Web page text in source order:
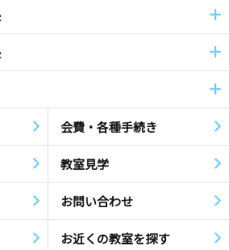
会費・各種手続き
教室見学
お問い合わせ
お近くの教室を探す